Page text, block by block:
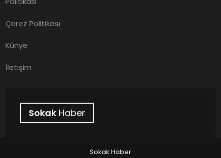
Çerez Politikası
Künye
İletişim
Sokak Haber
Sokak Haber